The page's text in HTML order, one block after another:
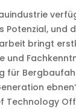
Potenzial, und
bringt
und
für
Technology